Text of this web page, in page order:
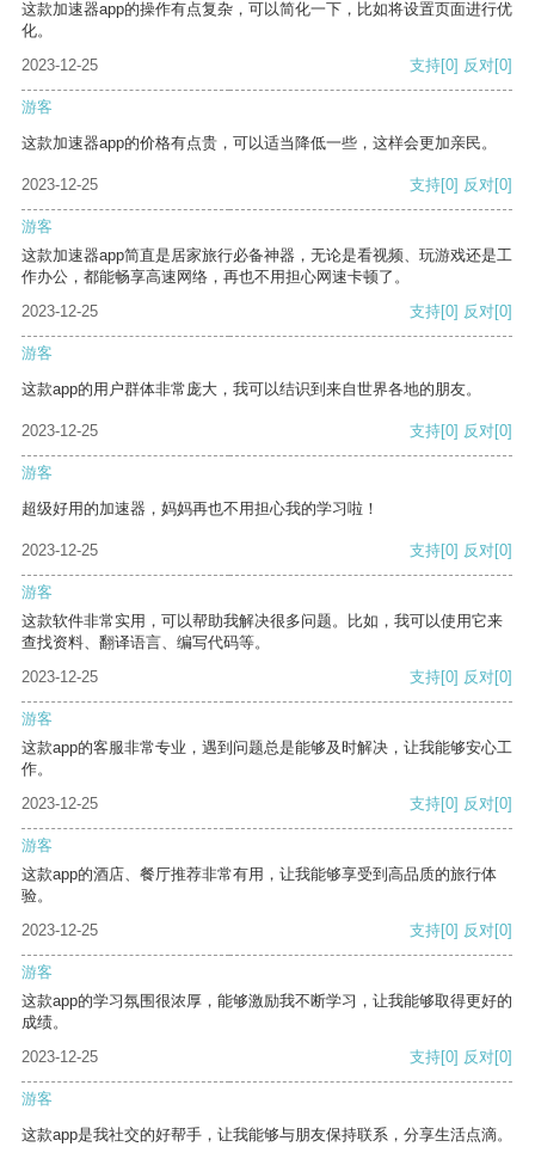
这款加速器app的操作有点复杂，可以简化一下，比如将设置页面进行优
化。
2023-12-25
支持[0] 反对[0]
游客
这款加速器app的价格有点贵，可以适当降低一些，这样会更加亲民。
2023-12-25 支持[0] 反对[0]
游客
这款加速器app简直是居家旅行必备神器，无论是看视频、玩游戏还是工
作办公，都能畅享高速网络，再也不用担心网速卡顿了。
2023-12-25
支持[0] 反对[0]
游客
这款app的用户群体非常庞大，我可以结识到来自世界各地的朋友。
2023-12-25 支持[0] 反对[0]
游客
超级好用的加速器，妈妈再也不用担心我的学习啦！
2023-12-25 支持[0] 反对[0]
游客
这款软件非常实用，可以帮助我解决很多问题。比如，我可以使用它来
查找资料、翻译语言、编写代码等。
2023-12-25
支持[0] 反对[0]
游客
这款app的客服非常专业，遇到问题总是能够及时解决，让我能够安心工
作。
2023-12-25
支持[0] 反对[0]
游客
这款app的酒店、餐厅推荐非常有用，让我能够享受到高品质的旅行体
验。
2023-12-25
支持[0] 反对[0]
游客
这款app的学习氛围很浓厚，能够激励我不断学习，让我能够取得更好的
成绩。
2023-12-25
支持[0] 反对[0]
游客
这款app是我社交的好帮手，让我能够与朋友保持联系，分享生活点滴。